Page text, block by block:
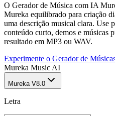
O Gerador de Música com IA
Mureka equilibrado para criação
uma descrição musical clara. Use
conteúdo curto, demos e músicas
resultado em MP3 ou WAV.
Experimente o Gerador de
Mureka Music AI
Mureka V8.0
Letra